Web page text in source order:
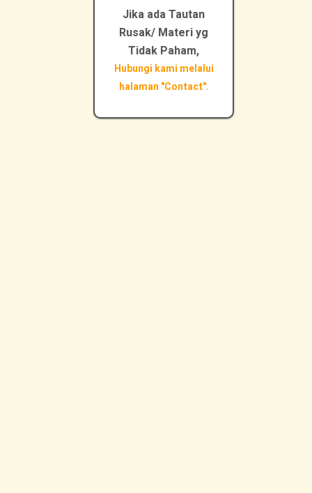
Jika ada Tautan
Rusak/ Materi yg
Tidak Paham,
Hubungi kami melalui
halaman "Contact".